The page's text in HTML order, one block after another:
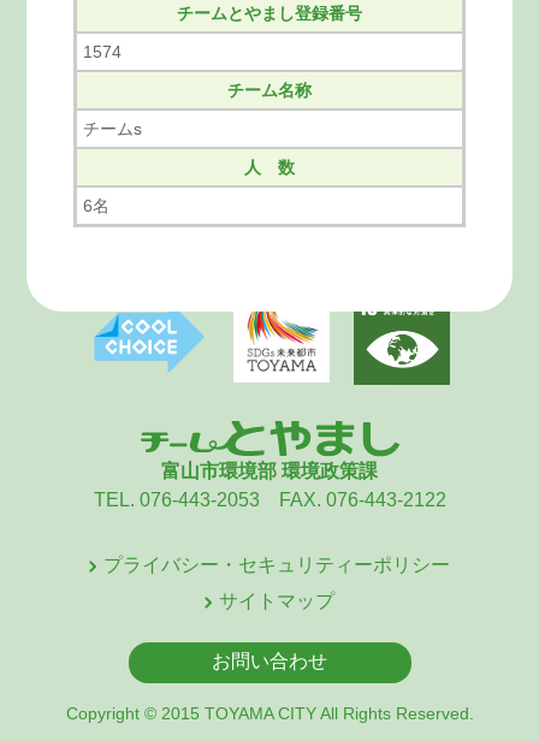
チームとやまし登録番号
1574
チーム名称
チームs
人 数
6名
富山市環境部 環境政策課
TEL. 076-443-2053 FAX. 076-443-2122
プライバシー・セキュリティーポリシー
サイトマップ
お問い合わせ
Copyright © 2015 TOYAMA CITY All Rights Reserved.